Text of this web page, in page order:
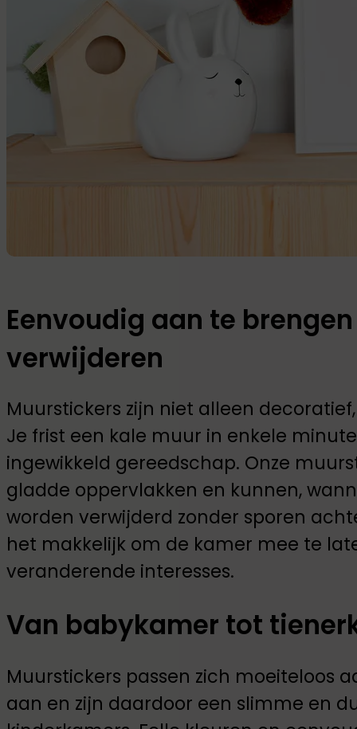
Eenvoudig aan te
verwijderen
Muurstickers zijn niet alleen
Je frist een kale muur in enkele
ingewikkeld gereedschap. Onze
gladde oppervlakken en kunnen,
worden verwijderd zonder sporen
het makkelijk om de kamer mee te
veranderende interesses.
Van babykamer tot
Muurstickers passen zich moeiteloos
aan en zijn daardoor een slimme en